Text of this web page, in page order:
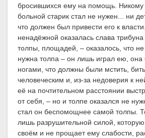
бросившихся ему на помощь.
больной старик стал не нужен... ни
что должен был привести его к
ненадёжной оказалась слава
толпы, площадей, – оказалось, что
нужна толпа – он лишь играл ею, она
ногами, что должны были мстить,
человеческим и, из-за недоверия к
её на почтительном расстоянии
от себя, – но и толпе оказался не
стал он беспомощнее самой толпы.
лишь разрушительной силой, которую
своём и не прощает ему слабости,